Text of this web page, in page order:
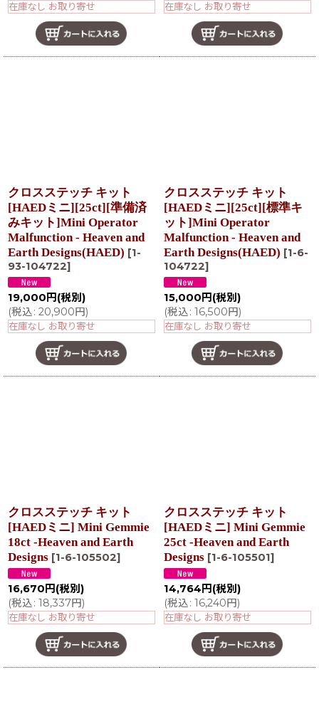
在庫なし お取り寄せ 在庫なし お取り寄せ
クロスステッチ キット
[HAEDミニ][25ct][準備済
みキット]Mini Operator
Malfunction - Heaven and
Earth Designs(HAED) [1-
93-104722]
19,000 円 (税別)
(税込: 20,900円)
在庫なし お取り寄せ
クロスステッチ キット
[HAEDミニ][25ct][標準キ
ット]Mini Operator
Malfunction - Heaven and
Earth Designs(HAED) [1-6-
104722]
15,000 円 (税別)
(税込: 16,500円)
在庫なし お取り寄せ
クロスステッチ キット
[HAEDミニ] Mini Gemmie
18ct -Heaven and Earth
Designs [1-6-105502]
16,670 円 (税別)
(税込: 18,337円)
在庫なし お取り寄せ
クロスステッチ キット
[HAEDミニ] Mini Gemmie
25ct -Heaven and Earth
Designs [1-6-105501]
14,764 円 (税別)
(税込: 16,240円)
在庫なし お取り寄せ